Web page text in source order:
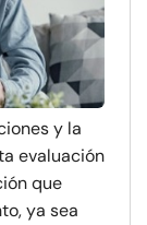
y la
evaluación
que
ya sea